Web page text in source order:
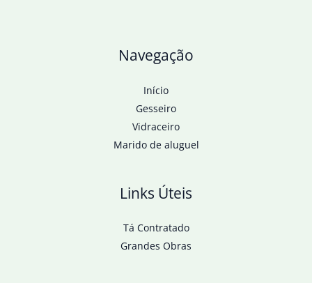
Navegação
Início
Gesseiro
Vidraceiro
Marido de aluguel
Links Úteis
Tá Contratado
Grandes Obras